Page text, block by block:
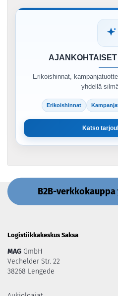
Erikoishinnat,
yhdellä
Erikoishinnat
Katso
B2B-
Logistiikkakeskus Saksa
MAG GmbH
Vechelder Str. 22
38268 Lengede